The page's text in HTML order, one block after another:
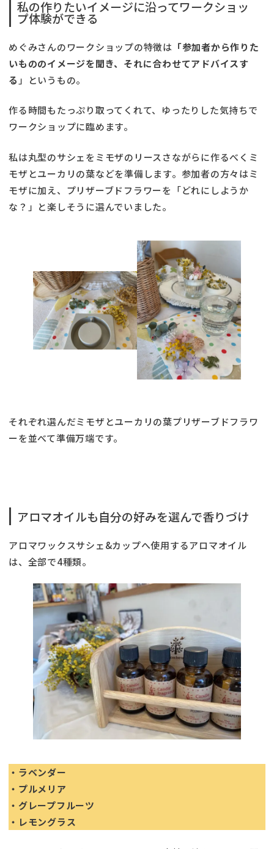
私の作りたいイメージに沿ってワークショッ
プ体験ができる
めぐみさんのワークショップの特徴は 「参加者から作りた
いもののイメージを聞き、それに合わせてアドバイスす
る 」というもの。
作る時間もたっぷり取ってくれて、ゆったりした気持ちで
ワークショップに臨めます。
私は丸型のサシェをミモザのリースさながらに作るべくミ
モザとユーカリの葉などを準備します。参加者の方々はミ
モザに加え、プリザーブドフラワーを「どれにしようか
な？」と楽しそうに選んでいました。
それぞれ選んだミモザとユーカリの葉プリザーブドフラワ
ーを並べて準備万端です。
アロマオイルも自分の好みを選んで香りづけ
アロマワックスサシェ&カップへ使用するアロマオイル
は、全部で4種類。
・ラベンダー
・プルメリア
・グレープフルーツ
・レモングラス